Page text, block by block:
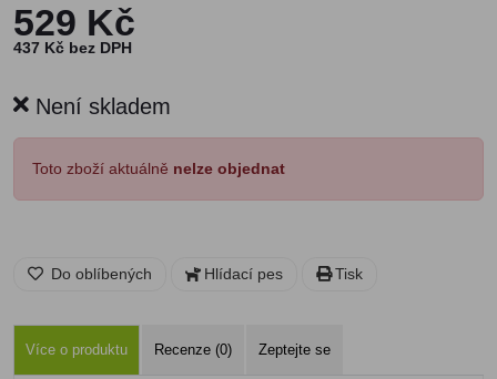
529 Kč
437 Kč bez DPH
Není skladem
Toto zboží aktuálně nelze objednat
Do oblíbených Hlídací pes Tisk
Více o produktu Recenze (0) Zeptejte se